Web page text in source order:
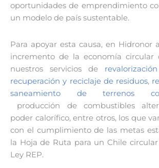
oportunidades de emprendimiento
un modelo de país sustentable.
Para apoyar esta causa, en Hidronor
incremento de la economía circular
nuestros servicios de
recuperación y reciclaje de residuos,
saneamiento de terrenos
producción de combustibles
poder calorífico, entre otros, los que
con el cumplimiento de las metas
la Hoja de Ruta para un Chile
Ley REP.